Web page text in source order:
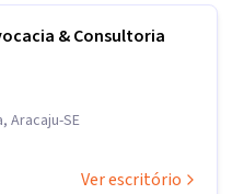
& Consultoria
Aracaju-SE
Ver escritório